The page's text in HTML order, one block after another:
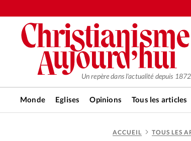
Un repère dans l'actualité depuis 1872
Monde Eglises Opinions Tous les articles
ACCUEIL TOUS LES